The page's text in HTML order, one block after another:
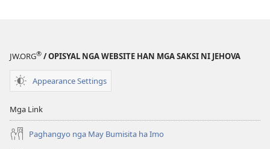
nga
han
JW.ORG® / OPISYAL NGA WEBSITE HAN MGA SAKSI NI JEHOVA
Appearance Settings
Mga Link
Paghangyo nga May Bumisita ha Imo